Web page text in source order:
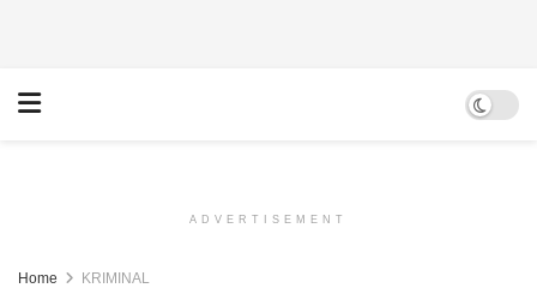
ADVERTISEMENT
Home KRIMINAL